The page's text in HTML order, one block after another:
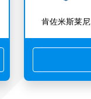
肯佐米斯莱尼